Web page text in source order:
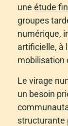
une étude
groupes
numérique,
artificielle, à
mobilisation
Le virage
un besoin
structurante